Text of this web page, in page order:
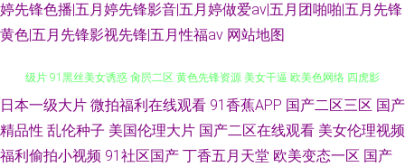
婷先锋色播|五月婷先锋影音|五月婷做爱av|五月团啪啪|五月先锋
黄色|五月先锋影视先锋|五月性福av 网站地图
福利社老司机91 午夜资源福利 久草午夜免费精品 日韩无码三级影片 亚州三
级片 91黑丝美女诱惑 肏屄二区 黄色先锋资源 美女干逼 欧美色网络 四虎影
日本一级大片 微拍福利在线观看 91香蕉APP 国产二区三区 国产
精品性 乱伦种子 美国伦理大片 国产二区在线观看 美女伦理视频
福利偷拍小视频 91社区国产 丁香五月天堂 欧美变态一区 国产